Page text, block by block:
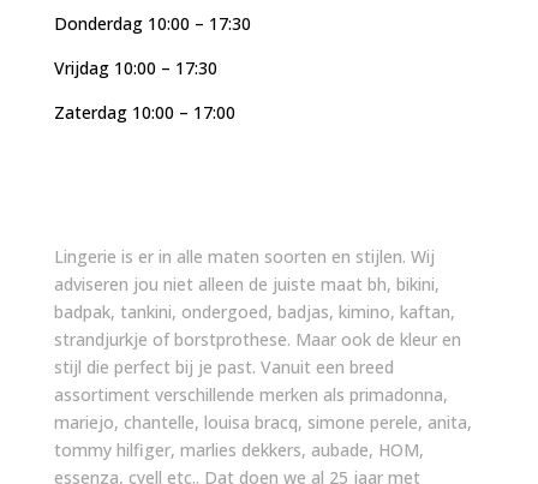
Donderdag 10:00 – 17:30
Vrijdag 10:00 – 17:30
Zaterdag 10:00 – 17:00
Lingerie is er in alle maten soorten en stijlen. Wij
adviseren jou niet alleen de juiste maat bh, bikini,
badpak, tankini, ondergoed, badjas, kimino, kaftan,
strandjurkje of borstprothese. Maar ook de kleur en
stijl die perfect bij je past. Vanuit een breed
assortiment verschillende merken als primadonna,
mariejo, chantelle, louisa bracq, simone perele, anita,
tommy hilfiger, marlies dekkers, aubade, HOM,
essenza, cyell etc.. Dat doen we al 25 jaar met